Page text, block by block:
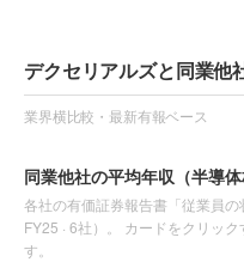
デクセリアルズと同業他
業界横比較・最新有報ベース
同業他社の平均年収 （半導
各社の有価証券報告書「従業員
FY25 · 6社）。 カードをクリッ
す。